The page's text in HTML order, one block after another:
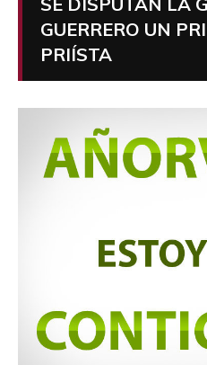
GUERRERO UN
PRIÍSTA